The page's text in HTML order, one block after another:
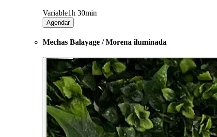
Variable1h 30min
Agendar
Mechas Balayage / Morena iluminada